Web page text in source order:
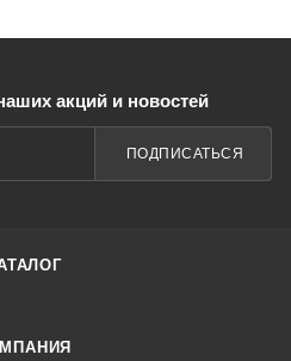
акций и новостей
ПОДПИСАТЬСЯ